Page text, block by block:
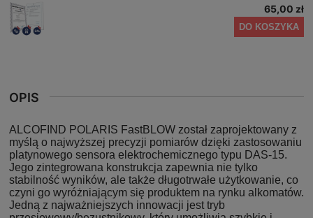
65,00 zł
DO KOSZYKA
OPIS
ALCOFIND POLARIS FastBLOW został zaprojektowany z
myślą o najwyższej precyzji pomiarów dzięki zastosowaniu
platynowego sensora elektrochemicznego typu DAS-15.
Jego zintegrowana konstrukcja zapewnia nie tylko
stabilność wyników, ale także długotrwałe użytkowanie, co
czyni go wyróżniającym się produktem na rynku alkomatów.
Jedną z najważniejszych innowacji jest tryb